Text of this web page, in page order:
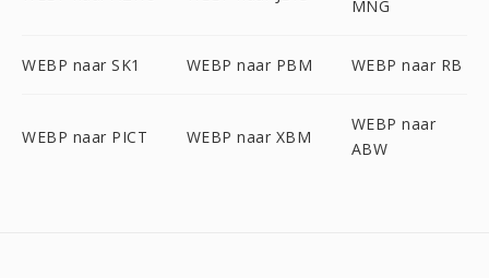
MNG
WEBP naar SK1 WEBP naar PBM WEBP naar RB
WEBP naar PICT WEBP naar XBM
WEBP naar
ABW